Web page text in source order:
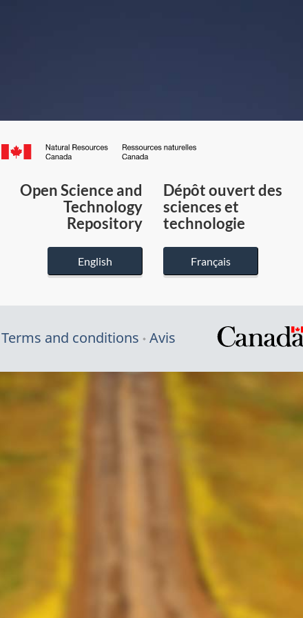
Canada.ca
du
Canada
Open Science and
Technology
Repository
English
Dépôt ouvert des
sciences et
technologie
Français
Terms and conditions Avis